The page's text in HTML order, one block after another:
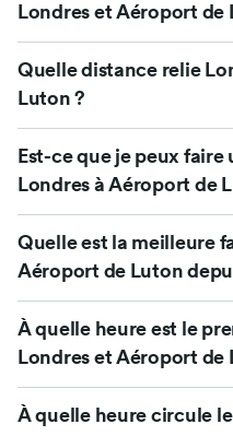
Londres et Aéroport de
Quelle distance relie
Luton ?
Est-ce que je peux faire
Londres à Aéroport de
Quelle est la meilleure
Aéroport de Luton
À quelle heure est le
Londres et Aéroport de
À quelle heure circule